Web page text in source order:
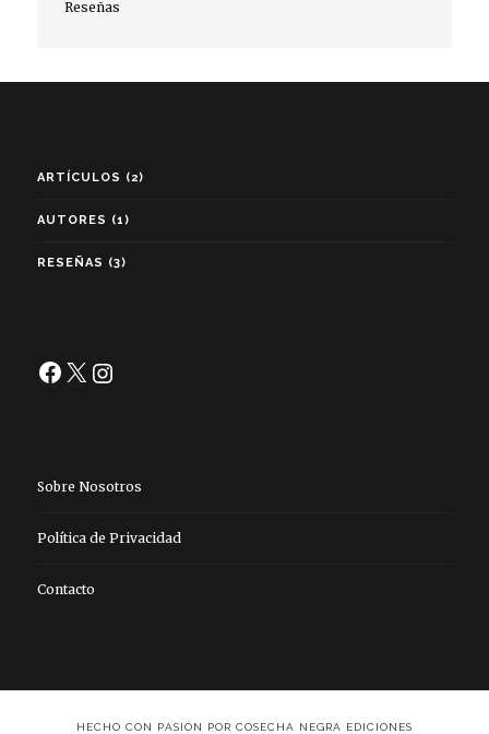
Reseñas
ARTÍCULOS (2)
AUTORES (1)
RESEÑAS (3)
Facebook
X Instagram
Sobre Nosotros
Política de Privacidad
Contacto
HECHO CON PASIÓN POR COSECHA NEGRA EDICIONES